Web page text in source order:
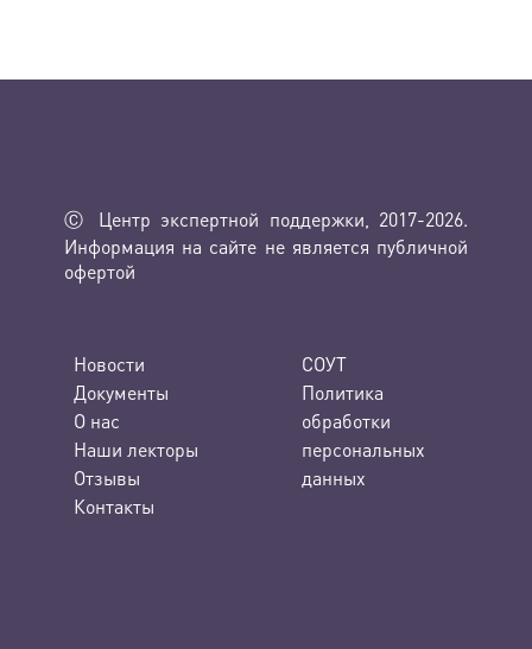
Ⓒ Центр экспертной поддержки, 2017-2026.
Информация на сайте не является публичной
офертой
Новости
Документы
О нас
Наши лекторы
Отзывы
Контакты
СОУТ
Политика
обработки
персональных
данных